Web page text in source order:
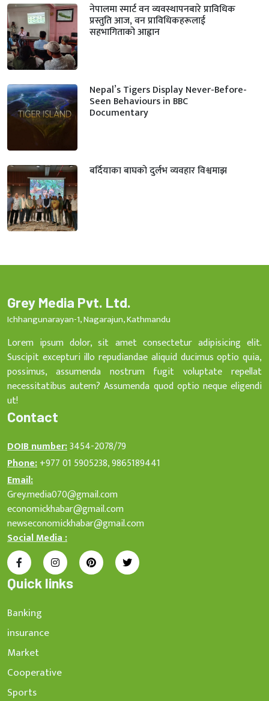
नेपालमा स्मार्ट वन व्यवस्थापनबारे प्राविधिक
प्रस्तुति आज, वन प्राविधिकहरूलाई
सहभागिताको आह्वान
Nepal’s Tigers Display Never-Before-
Seen Behaviours in BBC
Documentary
बर्दियाका बाघको दुर्लभ व्यवहार विश्वमाझ
Grey Media Pvt. Ltd.
Ichhangunarayan-1, Nagarajun, Kathmandu
Lorem ipsum dolor, sit amet consectetur adipisicing elit.
Suscipit excepturi illo repudiandae aliquid ducimus optio quia,
possimus, assumenda nostrum fugit voluptate repellat
necessitatibus autem? Assumenda quod optio neque eligendi
ut!
Contact
DOIB number:3454-2078/79
Phone:+977 01 5905238, 9865189441
Email:
Grey.media070@gmail.com
economickhabar@gmail.com
newseconomickhabar@gmail.com
Social Media :
Quick links
Banking
insurance
Market
Cooperative
Sports